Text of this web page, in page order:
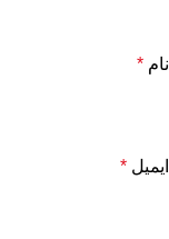
نام *
ایمیل *